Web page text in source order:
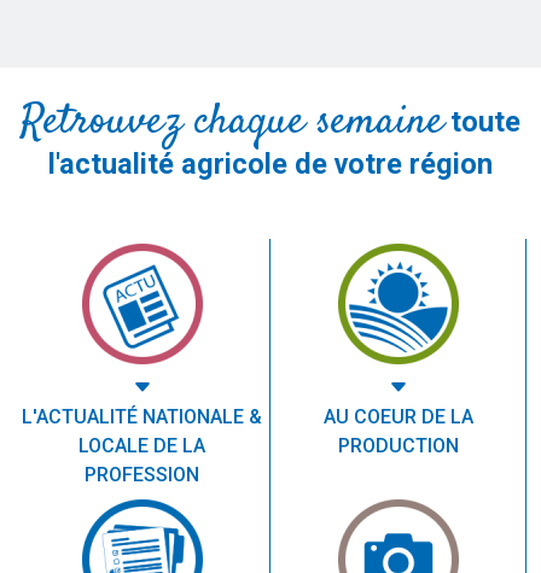
Retrouvez chaque semainetoute
l'actualité agricole de votre région
L'ACTUALITÉ NATIONALE &
LOCALE DE LA
PROFESSION
AU COEUR DE LA
PRODUCTION